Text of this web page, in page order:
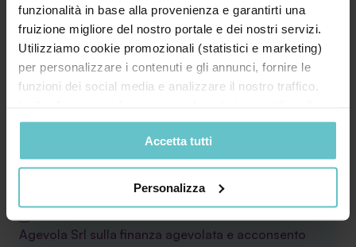
funzionalità in base alla provenienza e garantirti una
fruizione migliore del nostro portale e dei nostri servizi.
Utilizziamo cookie promozionali (statistici e marketing)
per personalizzare i contenuti e gli annunci, fornire le
funzioni dei social media e analizzare il nostro traffico.
nostro sito ai nostri partner che si occupano di analisi dei
dati web, pubblicità e social media, i quali potrebbero
combinarle con altre informazioni che hai fornito loro o
che hanno raccolto in base al tuo utilizzo dei loro servizi.
cookie potranno essere implementati ad esclusione di
quelli tecnici che sono necessari per il funzionamento del
Accetta tutti
Personalizza
* Acconsento al trattamento dei miei dati
personali secondo quanto specificato nell'
informativa
Agevola Srl sulla finanza agevolata e acconsento